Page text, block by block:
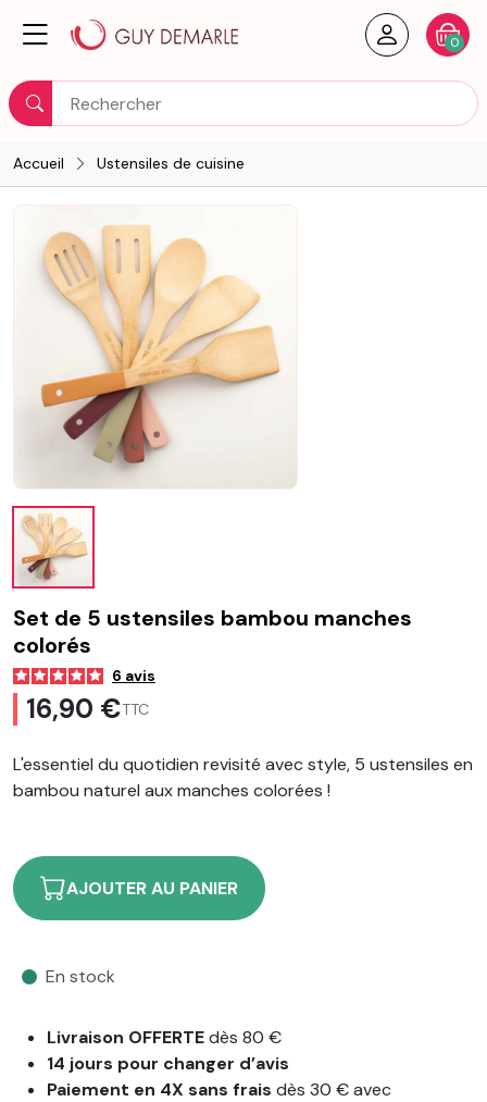
Rechercher
Créer
0
Accueil Ustensiles de cuisine
Set de 5 ustensiles bambou manches
colorés
6 avis
16,90 €TTC
L'essentiel du quotidien revisité avec style, 5 ustensiles en
bambou naturel aux manches colorées !
AJOUTER AU PANIER
En stock
Livraison OFFERTEdès 80 €
14 jours pour changer d’avis
Paiement en 4X sans fraisdès 30 € avec